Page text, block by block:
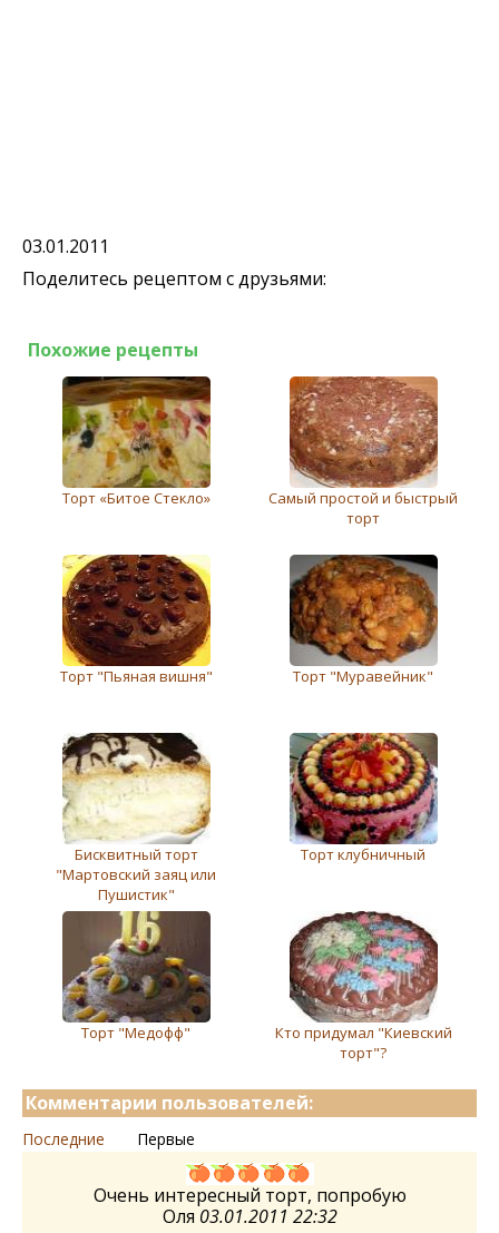
03.01.2011
Поделитесь рецептом с друзьями:
Похожие рецепты
Торт «Битое Стекло»
Самый простой и быстрый
торт
Торт "Пьяная вишня" Торт "Муравейник"
Бисквитный торт
"Мартовский заяц или
Пушистик"
Торт клубничный
Торт "Медофф"
Кто придумал "Киевский
торт"?
Комментарии пользователей:
Последние Первые
Очень интересный торт, попробую
Оля 03.01.2011 22:32